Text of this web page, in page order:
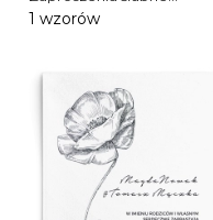
Evergreen
1 wzorów